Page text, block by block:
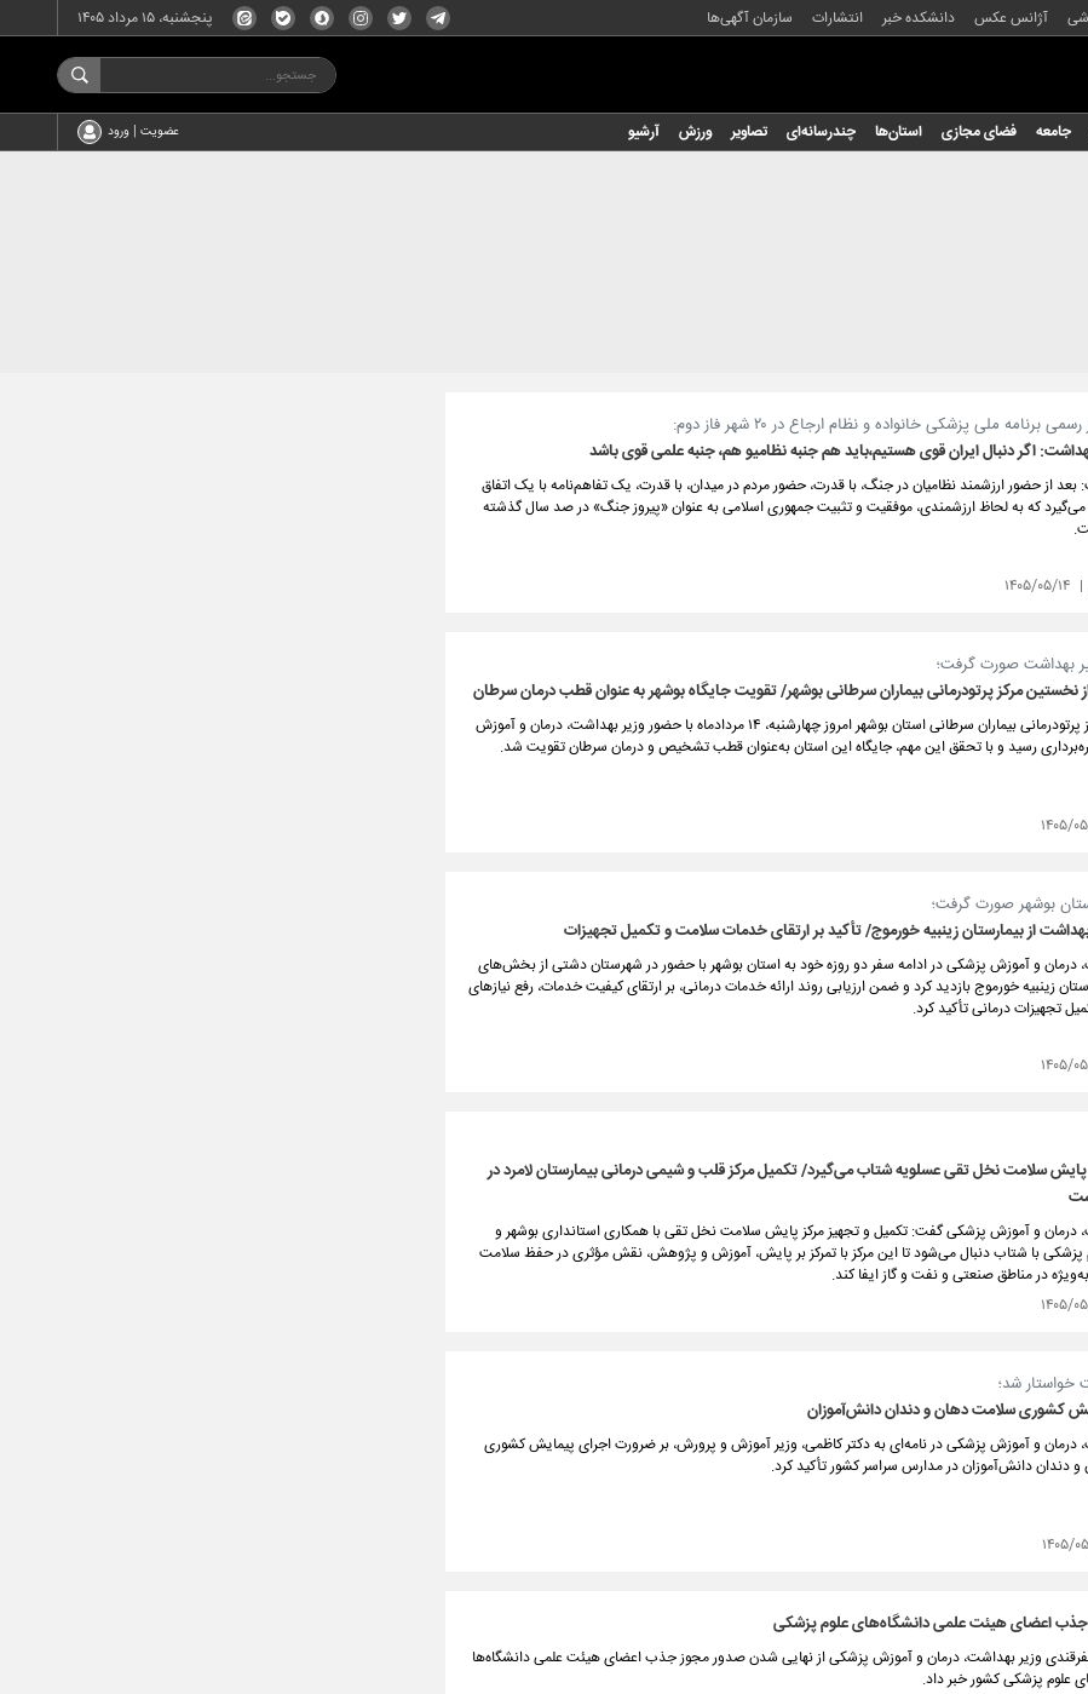
آژانس عکس دانشکده خبر انتشارات سازمان آگهی‌ها پنجشنبه، ۱۵ مرداد ۱۴۰۵
جامعه فضای مجازی استان‌ها چندرسانه‌ای تصاویر ورزش آرشیو عضویت | ورود
برنامه ملی پزشکی خانواده و نظام ارجاع در ۲۰ شهر فاز دوم:
اگر دنبال ایران قوی هستیم،باید هم جنبه نظامیو هم، جنبه علمی قوی باشد
بعد از حضور ارزشمند نظامیان در جنگ، با قدرت، حضور مردم در میدان، با قدرت، یک تفاهم‌نامه با یک اتفاق
که به لحاظ ارزشمندی، موفقیت و تثبیت جمهوری اسلامی به عنوان «پیروز جنگ» در صد سال گذشته
۱۴۰۵/۰۵/۱۴
بهداشت صورت گرفت؛
نخستین مرکز پرتودرمانی بیماران سرطانی بوشهر/ تقویت جایگاه بوشهر به عنوان قطب درمان سرطان
نخستین مرکز پرتودرمانی بیماران سرطانی استان بوشهر امروز چهارشنبه، ۱۴ مردادماه با حضور وزیر بهداشت، درمان و آموزش
رسید و با تحقق این مهم، جایگاه این استان به‌عنوان قطب تشخیص و درمان سرطان تقویت شد.
۰۵/۱۴
بوشهر صورت گرفت؛
بهداشت از بیمارستان زینبیه خورموج/ تأکید بر ارتقای خدمات سلامت و تکمیل تجهیزات
درمان و آموزش پزشکی در ادامه سفر دو روزه خود به استان بوشهر با حضور در شهرستان دشتی از بخش‌های
زینبیه خورموج بازدید کرد و ضمن ارزیابی روند ارائه خدمات درمانی، بر ارتقای کیفیت خدمات، رفع نیازهای
تجهیزات درمانی تأکید کرد.
۰۵/۱۴
سلامت نخل تقی عسلویه شتاب می‌گیرد/ تکمیل مرکز قلب و شیمی درمانی بیمارستان لامرد در
درمان و آموزش پزشکی گفت: تکمیل و تجهیز مرکز پایش سلامت نخل تقی با همکاری استانداری بوشهر و
پزشکی با شتاب دنبال می‌شود تا این مرکز با تمرکز بر پایش، آموزش و پژوهش، نقش مؤثری در حفظ سلامت
در مناطق صنعتی و نفت و گاز ایفا کند.
۰۵/۱۴
خواستار شد؛
کشوری سلامت دهان و دندان دانش‌آموزان
درمان و آموزش پزشکی در نامه‌ای به دکتر کاظمی، وزیر آموزش و پرورش، بر ضرورت اجرای پیمایش کشوری
دندان دانش‌آموزان در مدارس سراسر کشور تأکید کرد.
۰۵/۱۲
اعضای هیئت علمی دانشگاه‌های علوم پزشکی
وزیر بهداشت، درمان و آموزش پزشکی از نهایی شدن صدور مجوز جذب اعضای هیئت علمی دانشگاه‌ها
علوم پزشکی کشور خبر داد.